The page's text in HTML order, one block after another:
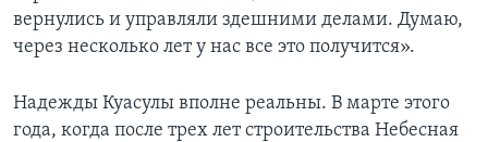
вернулись и управляли здешними делами. Думаю,
через несколько лет у нас все это получится».
Надежды Куасулы вполне реальны. В марте этого
года, когда после трех лет строительства Небесная